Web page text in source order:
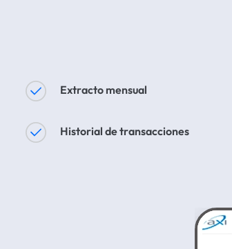
Extracto mensual
Historial de transacciones